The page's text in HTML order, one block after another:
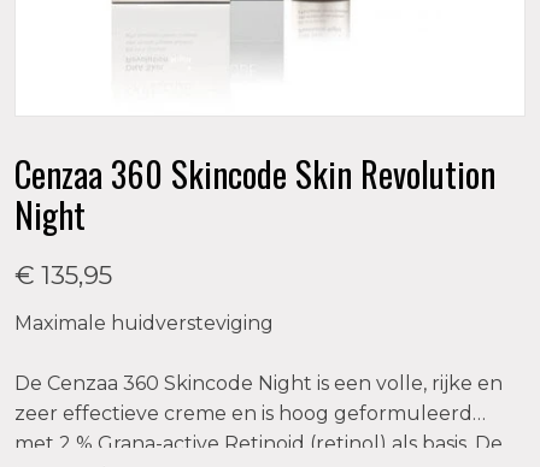
Cenzaa 360 Skincode Skin Revolution
Night
€ 135,95
Maximale huidversteviging
De Cenzaa 360 Skincode Night is een volle, rijke en
zeer effectieve creme en is hoog geformuleerd
met 2 % Grana-active Retinoid (retinol) als basis. De